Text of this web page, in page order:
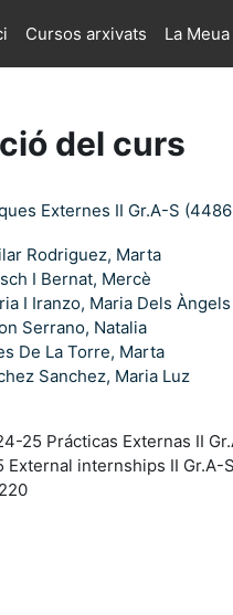
Cursos arxivats La
del curs
Externes II Gr.A-S
Rodriguez, Marta
I Bernat, Mercè
I Iranzo, Maria Dels Àngels
Serrano, Natalia
De La Torre, Marta
Sanchez, Maria Luz
25 Prácticas Externas II
External internships II Gr.A-